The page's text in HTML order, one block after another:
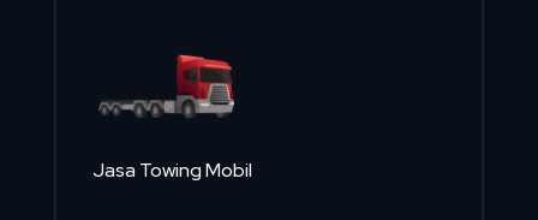
Jasa Towing Mobil